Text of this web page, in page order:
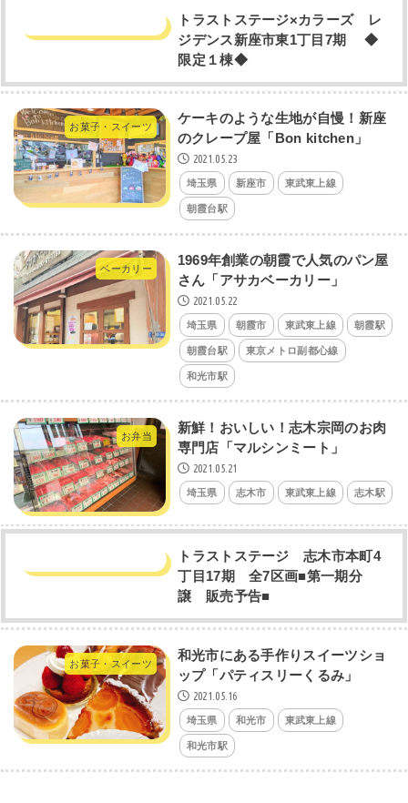
トラストステージ×カラーズ レ
ジデンス新座市東1丁目7期 ◆
限定１棟◆
お菓子・スイーツ
ケーキのような生地が自慢！新座
のクレープ屋「Bon kitchen」
2021.05.23
埼玉県 新座市 東武東上線
朝霞台駅
ベーカリー
1969年創業の朝霞で人気のパン屋
さん「アサカベーカリー」
2021.05.22
埼玉県 朝霞市 東武東上線 朝霞駅
朝霞台駅 東京メトロ副都心線
和光市駅
お弁当
新鮮！おいしい！志木宗岡のお肉
専門店「マルシンミート」
2021.05.21
埼玉県 志木市 東武東上線 志木駅
トラストステージ 志木市本町4
丁目17期 全7区画■第一期分
譲 販売予告■
お菓子・スイーツ
和光市にある手作りスイーツショ
ップ「パティスリーくるみ」
2021.05.16
埼玉県 和光市 東武東上線
和光市駅